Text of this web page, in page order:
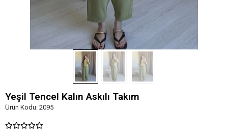
Yeşil Tencel Kalın Askılı Takım
Ürün Kodu: 2095